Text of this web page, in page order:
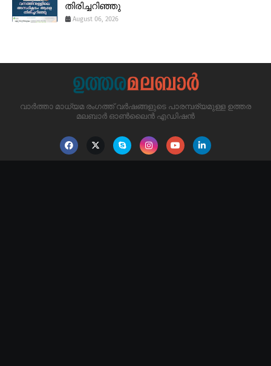
തിരിച്ചറിഞ്ഞു
August 06, 2026
വാർത്താ മാധ്യമ രംഗത്ത് വർഷങ്ങളുടെ പാരമ്പര്യമുള്ള ഉത്തര
മലബാർ ഓൺലൈൻ എഡിഷൻ